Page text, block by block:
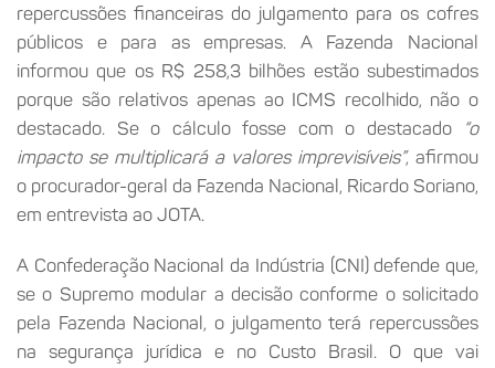
repercussões financeiras do julgamento para os cofres
públicos e para as empresas. A Fazenda Nacional
informou que os R$ 258,3 bilhões estão subestimados
porque são relativos apenas ao ICMS recolhido, não o
destacado. Se o cálculo fosse com o destacado
“o
impacto se multiplicará a valores imprevisíveis”, afirmou
o procurador-geral da Fazenda Nacional, Ricardo Soriano,
em entrevista ao JOTA.
A Confederação Nacional da Indústria (CNI) defende que,
se o Supremo modular a decisão conforme o solicitado
pela Fazenda Nacional, o julgamento terá repercussões
na segurança jurídica e no Custo Brasil. O que vai